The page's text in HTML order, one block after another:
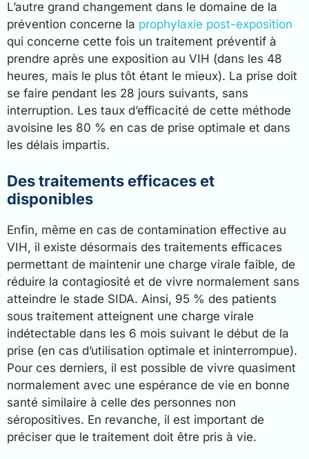
L’autre grand changement dans le domaine de la
prévention concerne la prophylaxie post-exposition
qui concerne cette fois un traitement préventif à
prendre après une exposition au VIH (dans les 48
heures, mais le plus tôt étant le mieux). La prise doit
se faire pendant les 28 jours suivants, sans
interruption. Les taux d’efficacité de cette méthode
avoisine les 80 % en cas de prise optimale et dans
les délais impartis.
Des traitements efficaces et
disponibles
Enfin, même en cas de contamination effective au
VIH, il existe désormais des traitements efficaces
permettant de maintenir une charge virale faible, de
réduire la contagiosité et de vivre normalement sans
atteindre le stade SIDA. Ainsi, 95 % des patients
sous traitement atteignent une charge virale
indétectable dans les 6 mois suivant le début de la
prise (en cas d’utilisation optimale et ininterrompue).
Pour ces derniers, il est possible de vivre quasiment
normalement avec une espérance de vie en bonne
santé similaire à celle des personnes non
séropositives. En revanche, il est important de
préciser que le traitement doit être pris à vie.